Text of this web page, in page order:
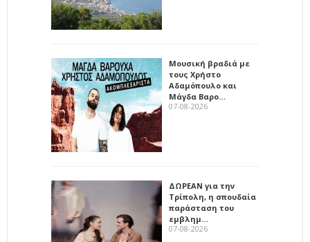
Μουσική βραδιά με
τους Χρήστο
Αδαμόπουλο και
Μάγδα Βαρο…
07-08-2026
ΔΩΡΕΑΝ για την
Τρίπολη, η σπουδαία
παράσταση του
εμβλημ…
07-08-2026